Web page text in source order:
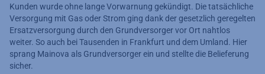
Kunden wurde ohne lange Vorwarnung gekündigt. Die tatsächliche
Versorgung mit Gas oder Strom ging dank der gesetzlich geregelten
Ersatzversorgung durch den Grundversorger vor Ort nahtlos
weiter. So auch bei Tausenden in Frankfurt und dem Umland. Hier
sprang Mainova als Grundversorger ein und stellte die Belieferung
sicher.